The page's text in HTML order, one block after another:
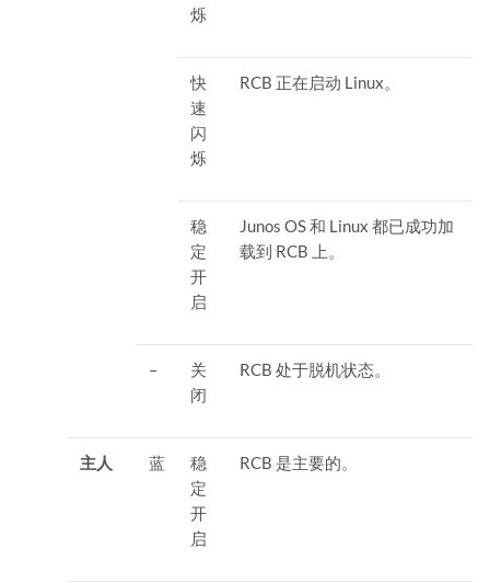
烁
快
速
闪
烁
RCB 正在启动 Linux。
稳
定
开
启
Junos OS 和 Linux 都已成功加
载到 RCB 上。
–
关
闭
RCB 处于脱机状态。
主人 蓝
稳
定
开
启
RCB 是主要的。